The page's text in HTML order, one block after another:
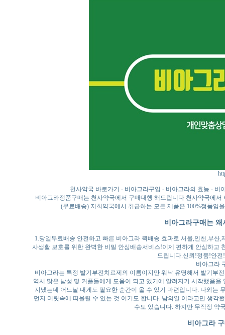
천사약국 바로가기 - 비아그라구입 - 비아그라의 효능 -
비아그라정품구매는 천사약국에서 구매대행 해드립니다 천사약국에
(무료배송) 저희약국에서 취급하는 모든 제품은 100%정품임
비아그라구매는
1.당일무료배송 안전하고 빠른 비아그라 퀵배송 효과로 서울,인천,부
사생활 보호를 위한 완벽한 비밀 안심배송서비스!이제 편하게 안심하고
드립니다.신뢰!정품!안
비아그라
비아그라는 특정 발기부전치료제의 이름이지만 워낙 유명해서 발기부
역시 많은 남성 및 커플들에게 도움이 되고 있기에 알려지기 시작했음
지냈는데 어느날 내게도 필요한 순간이 올 수 있기 마련입니다. 나와는
먼저 머릿속에 떠올릴 수 있는 것 이기도 합니다. 남의일 이라고만 생각
수도 있습니다. 하지만 무작정 약
비아그라